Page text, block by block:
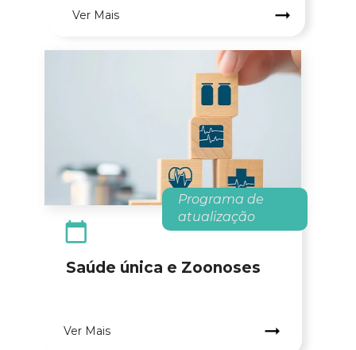
Programa de
atualização
Ver Mais
Saúde única e Zoonoses
Ver Mais